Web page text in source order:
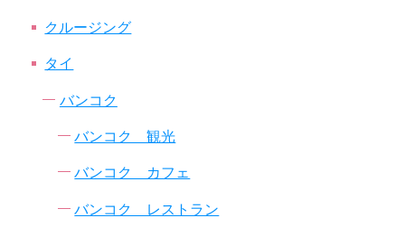
クルージング
タイ
バンコク
バンコク 観光
バンコク カフェ
バンコク レストラン